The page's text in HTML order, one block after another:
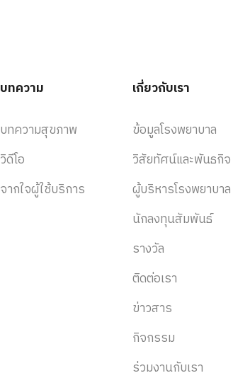
บทความ
บทความสุขภาพ
วิดีโอ
จากใจผู้ใช้บริการ
เกี่ยวกับเรา
ข้อมูลโรงพยาบาล
วิสัยทัศน์และพันธกิจ
ผู้บริหารโรงพยาบาล
นักลงทุนสัมพันธ์
รางวัล
ติดต่อเรา
ข่าวสาร
กิจกรรม
ร่วมงานกับเรา